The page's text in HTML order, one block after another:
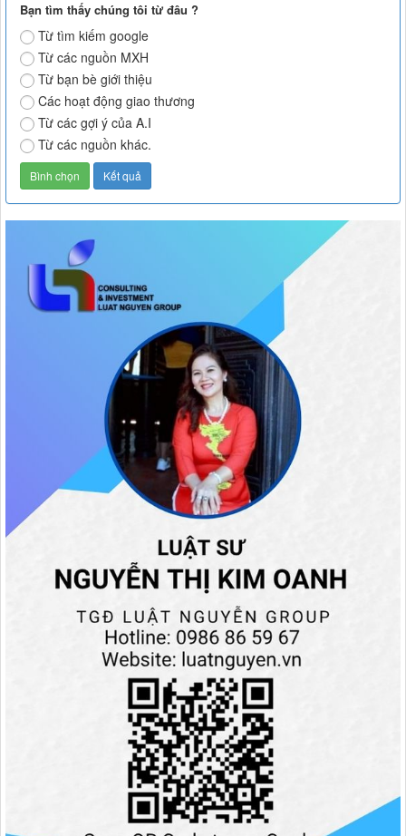
Bạn tìm thấy chúng tôi từ đâu ?
Từ tìm kiếm google
Từ các nguồn MXH
Từ bạn bè giới thiệu
Các hoạt động giao thương
Từ các gợi ý của A.I
Từ các nguồn khác.